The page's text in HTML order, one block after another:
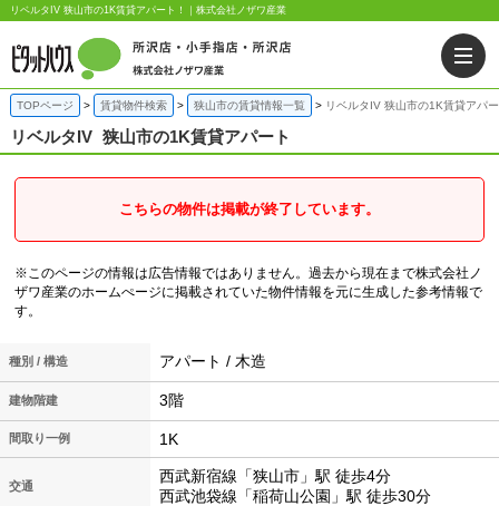
リベルタIV 狭山市の1K賃貸アパート！｜株式会社ノザワ産業
TOPページ 賃貸物件検索 狭山市の賃貸情報一覧 リベルタIV 狭山市の1K賃貸アパ
リベルタIV 狭山市の1K賃貸アパート
こちらの物件は掲載が終了しています。
※このページの情報は広告情報ではありません。過去から現在まで株式会社ノ
ザワ産業のホームぺージに掲載されていた物件情報を元に生成した参考情報で
す。
種別 / 構造 アパート / 木造
建物階建 3階
間取り一例 1K
交通
西武新宿線「狭山市」駅 徒歩4分
西武池袋線「稲荷山公園」駅 徒歩30分